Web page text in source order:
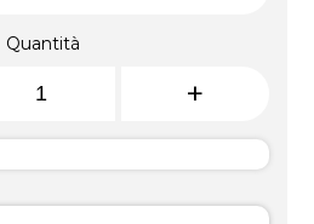
Quantità
+